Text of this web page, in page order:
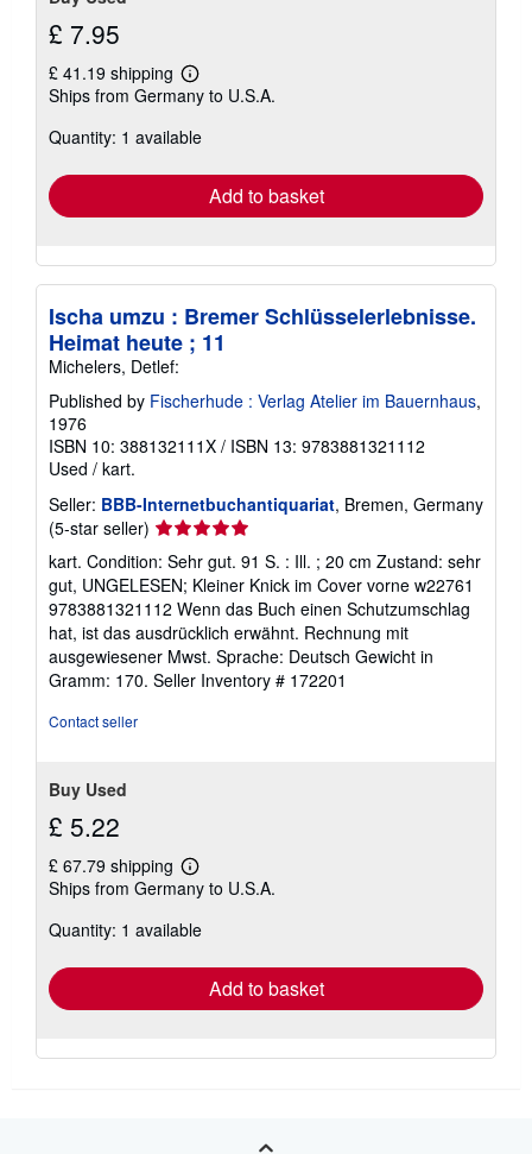
£ 7.95
£ 41.19 shipping
Learn
more
shipping
Ships from Germany to U.S.A.
Quantity: 1 available
Add to basket
Ischa umzu : Bremer Schlüsselerlebnisse.
Heimat heute ; 11
Michelers, Detlef:
Published by Fischerhude : Verlag Atelier im Bauernhaus,
1976
ISBN 10: 388132111X / ISBN 13: 9783881321112
Used / kart.
Seller: BBB-Internetbuchantiquariat, Bremen, Germany
(5-star seller) Seller
rating
5
out
of
5
stars
kart. Condition: Sehr gut. 91 S. : Ill. ; 20 cm Zustand: sehr
gut, UNGELESEN; Kleiner Knick im Cover vorne w22761
9783881321112 Wenn das Buch einen Schutzumschlag
hat, ist das ausdrücklich erwähnt. Rechnung mit
ausgewiesener Mwst. Sprache: Deutsch Gewicht in
Gramm: 170. Seller Inventory # 172201
Contact seller
Buy Used
£ 5.22
£ 67.79 shipping
Learn
more
shipping
Ships from Germany to U.S.A.
Quantity: 1 available
Add to basket